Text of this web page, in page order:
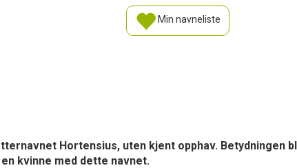
Min navneliste
Hortensius, uten kjent opphav.
kvinne med dette navnet.